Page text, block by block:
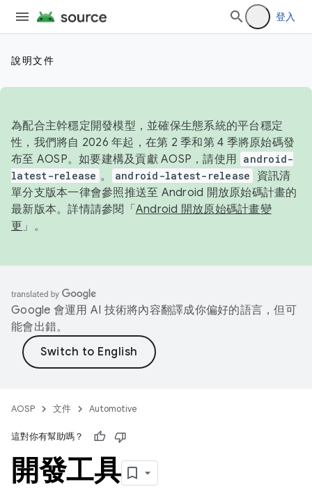
登入
說明文件
為配合主幹穩定開發模型，並確保生態系統的平台穩定
性，我們將自 2026 年起，在第 2 季和第 4 季將原始碼發
布至 AOSP。如要建構及貢獻 AOSP，請使用 android-
latest-release 。 android-latest-release
資訊清
單分支版本一律會參照推送至 Android 開放原始碼計畫的
最新版本。詳情請參閱「 Android 開放原始碼計畫變
更 」。
Google 會運用 AI 技術將內容翻譯成你偏好的語言，但可
能會出錯。
AOSP 文件 Automotive
這對你有幫助嗎？
開發工具